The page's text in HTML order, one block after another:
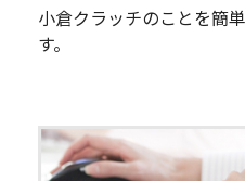
小倉クラッチのことを簡
す。